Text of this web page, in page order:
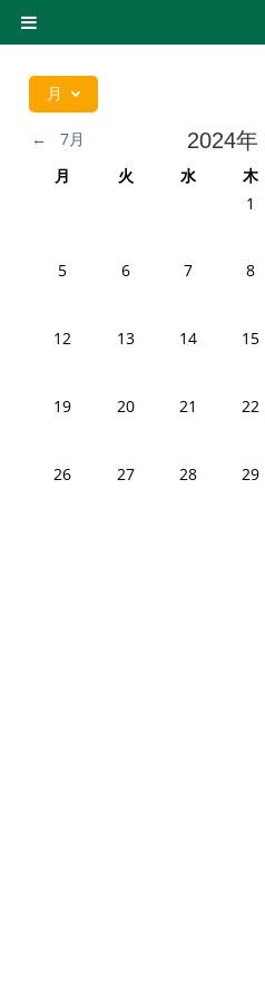
サイドパネル
月
← 7月 2024年
月曜日
月 火曜日
火 水曜日
水 木
木
イ
1
イベントなし 2024年 08月 5日
5 イベントなし 2024年
6 イベントな
7 イ
8
イベントなし 2024年 08月 12日
12 イベントなし 2024年
13 イベントな
14 イ
15
イベントなし 2024年 08月 19日
19 イベントなし 2024年
20 イベントな
21 イ
22
イベントなし 2024年 08月 26日
26 イベントなし 2024年
27 イベントな
28 イ
29